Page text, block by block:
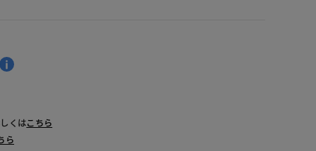
くはこちら
ら